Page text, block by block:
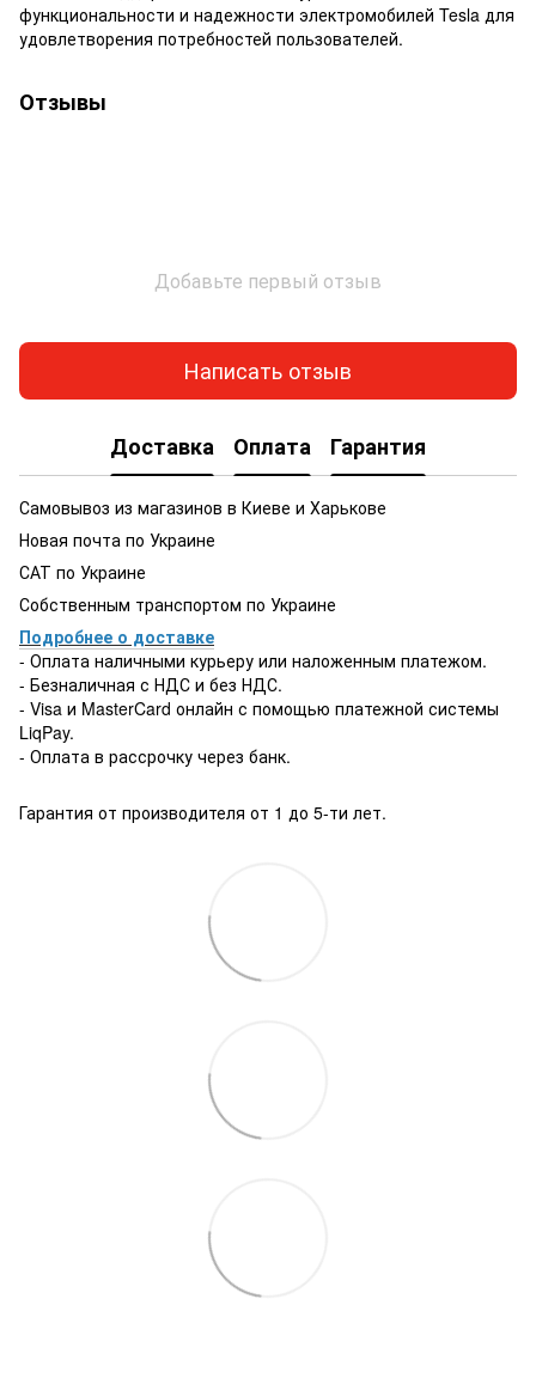
функциональности и надежности электромобилей Tesla для
удовлетворения потребностей пользователей.
Отзывы
Добавьте первый отзыв
Написать отзыв
Доставка Оплата Гарантия
Самовывоз из магазинов в Киеве и Харькове
Новая почта по Украине
САТ по Украине
Собственным транспортом по Украине
Подробнее о доставке
- Оплата наличными курьеру или наложенным платежом.
- Безналичная с НДС и без НДС.
- Visa и MasterCard онлайн с помощью платежной системы
LiqPay.
- Оплата в рассрочку через банк.
Гарантия от производителя от 1 до 5-ти лет.